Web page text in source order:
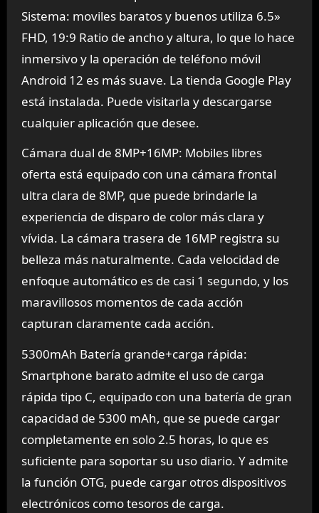
Sistema: moviles baratos y buenos utiliza 6.5»
FHD, 19:9 Ratio de ancho y altura, lo que lo hace
inmersivo y la operación de teléfono móvil
Android 12 es más suave. La tienda Google Play
está instalada. Puede visitarla y descargarse
cualquier aplicación que desee.
Cámara dual de 8MP+16MP: Mobiles libres
oferta está equipado con una cámara frontal
ultra clara de 8MP, que puede brindarle la
experiencia de disparo de color más clara y
vívida. La cámara trasera de 16MP registra su
belleza más naturalmente. Cada velocidad de
enfoque automático es de casi 1 segundo, y los
maravillosos momentos de cada acción
capturan claramente cada acción.
5300mAh Batería grande+carga rápida:
Smartphone barato admite el uso de carga
rápida tipo C, equipado con una batería de gran
capacidad de 5300 mAh, que se puede cargar
completamente en solo 2.5 horas, lo que es
suficiente para soportar su uso diario. Y admite
la función OTG, puede cargar otros dispositivos
electrónicos como tesoros de carga.